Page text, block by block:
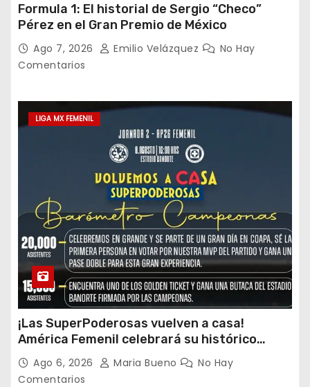
Formula 1: El historial de Sergio “Checo”
Pérez en el Gran Premio de México
Ago 7, 2026 Emilio Velázquez
No Hay
Comentarios
LIGA MX FEMENIL
¡Las SuperPoderosas vuelven a casa!
América Femenil celebrará su histórico
triplete con una auténtica fiesta ante Cruz
Azul
Ago 6, 2026 Maria Bueno
No Hay
Comentarios